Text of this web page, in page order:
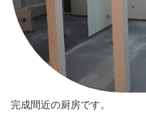
完成間近の厨房です。